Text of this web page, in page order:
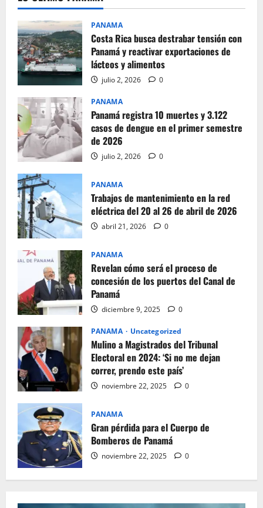
PANAMA
Costa Rica busca destrabar tensión con
Panamá y reactivar exportaciones de
lácteos y alimentos
julio 2, 2026 0
PANAMA
Panamá registra 10 muertes y 3.122
casos de dengue en el primer semestre
de 2026
julio 2, 2026 0
PANAMA
Trabajos de mantenimiento en la red
eléctrica del 20 al 26 de abril de 2026
abril 21, 2026 0
PANAMA
Revelan cómo será el proceso de
concesión de los puertos del Canal de
Panamá
diciembre 9, 2025 0
PANAMA Uncategorized
Mulino a Magistrados del Tribunal
Electoral en 2024: ‘Si no me dejan
correr, prendo este país’
noviembre 22, 2025 0
PANAMA
Gran pérdida para el Cuerpo de
Bomberos de Panamá
noviembre 22, 2025 0